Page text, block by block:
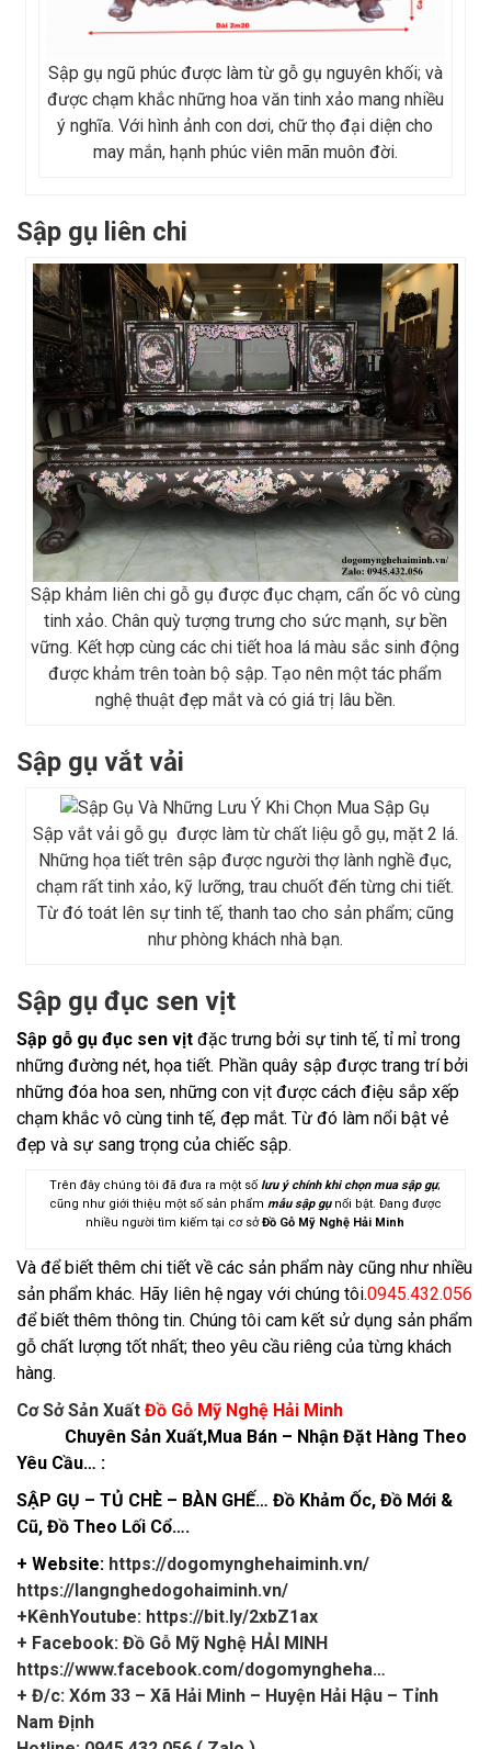
Sập gụ ngũ phúc được làm từ gỗ gụ nguyên khối; và
được chạm khắc những hoa văn tinh xảo mang nhiều
ý nghĩa. Với hình ảnh con dơi, chữ thọ đại diện cho
may mắn, hạnh phúc viên mãn muôn đời.
Sập gụ liên chi
Sập khảm liên chi gỗ gụ được đục chạm, cẩn ốc vô cùng
tinh xảo. Chân quỳ tượng trưng cho sức mạnh, sự bền
vững. Kết hợp cùng các chi tiết hoa lá màu sắc sinh động
được khảm trên toàn bộ sập. Tạo nên một tác phẩm
nghệ thuật đẹp mắt và có giá trị lâu bền.
Sập gụ vắt vải
Sập vắt vải gỗ gụ được làm từ chất liệu gỗ gụ, mặt 2 lá.
Những họa tiết trên sập được người thợ lành nghề đục,
chạm rất tinh xảo, kỹ lưỡng, trau chuốt đến từng chi tiết.
Từ đó toát lên sự tinh tế, thanh tao cho sản phẩm; cũng
như phòng khách nhà bạn.
Sập gụ đục sen vịt
Sập gỗ gụ đục sen vịt đặc trưng bởi sự tinh tế, tỉ mỉ trong
những đường nét, họa tiết. Phần quây sập được trang trí bởi
những đóa hoa sen, những con vịt được cách điệu sắp xếp
chạm khắc vô cùng tinh tế, đẹp mắt. Từ đó làm nổi bật vẻ
đẹp và sự sang trọng của chiếc sập.
Trên đây chúng tôi đã đưa ra một sốlưu ý chính khi chọn mua sập gụ;
cũng như giới thiệu một số sản phẩm mẫu sập gụ nổi bật. Đang được
nhiều người tìm kiếm tại cơ sởĐồ Gỗ Mỹ Nghệ Hải Minh
Và để biết thêm chi tiết về các sản phẩm này cũng như nhiều
sản phẩm khác. Hãy liên hệ ngay với chúng tôi.0945.432.056
để biết thêm thông tin. Chúng tôi cam kết sử dụng sản phẩm
gỗ chất lượng tốt nhất; theo yêu cầu riêng của từng khách
hàng.
Cơ Sở Sản Xuất Đồ Gỗ Mỹ Nghệ Hải Minh
Chuyên Sản Xuất,Mua Bán – Nhận Đặt Hàng Theo
Yêu Cầu… :
SẬP GỤ – TỦ CHÈ – BÀN GHẾ… Đồ Khảm Ốc, Đồ Mới &
Cũ, Đồ Theo Lối Cổ….
+ Website: https://dogomynghehaiminh.vn/
https://langnghedogohaiminh.vn/
+KênhYoutube: https://bit.ly/2xbZ1ax
+ Facebook: Đồ Gỗ Mỹ Nghệ HẢI MINH
https://www.facebook.com/dogomyngheha…
+ Đ/c: Xóm 33 – Xã Hải Minh – Huyện Hải Hậu – Tỉnh
Nam Định